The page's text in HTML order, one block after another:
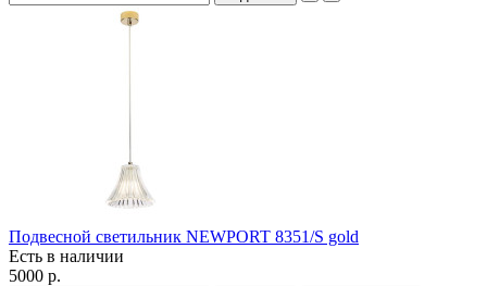
Подвесной светильник NEWPORT 8351/S gold
Есть в наличии
5000 р.